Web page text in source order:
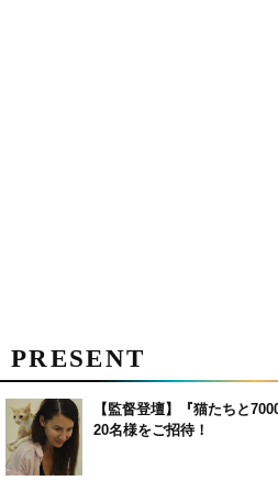
PRESENT
【監督登壇】『猫たちと
20名様をご招待！